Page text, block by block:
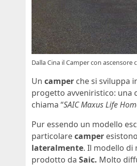
Dalla Cina il Camper con
Un camper che si sviluppa
progetto avveniristico: una
chiama “SAIC Maxus Life
Pur essendo un modello
particolarecamper
lateralmente. Il modello
prodotto da Saic. Molto